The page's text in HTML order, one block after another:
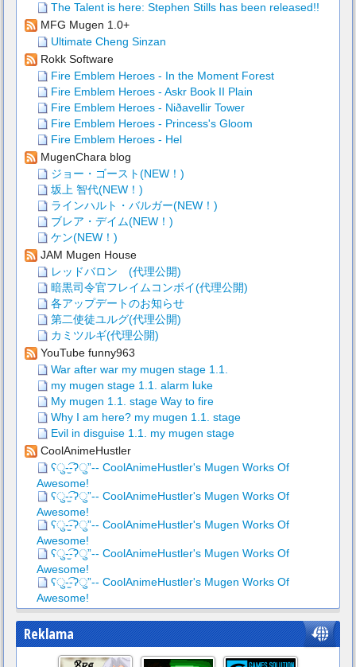
The Talent is here: Stephen Stills has been released!!
MFG Mugen 1.0+
Ultimate Cheng Sinzan
Rokk Software
Fire Emblem Heroes - In the Moment Forest
Fire Emblem Heroes - Askr Book II Plain
Fire Emblem Heroes - Niðavellir Tower
Fire Emblem Heroes - Princess's Gloom
Fire Emblem Heroes - Hel
MugenChara blog
ジョー・ゴースト(NEW！)
坂上 智代(NEW！)
ラインハルト・バルガー(NEW！)
ブレア・デイム(NEW！)
ケン(NEW！)
JAM Mugen House
レッドバロン (代理公開)
暗黒司令官フレイムコンボイ(代理公開)
各アップデートのお知らせ
第二使徒ユルグ(代理公開)
カミツルギ(代理公開)
YouTube funny963
War after war my mugen stage 1.1.
my mugen stage 1.1. alarm luke
My mugen 1.1. stage Way to fire
Why I am here? my mugen 1.1. stage
Evil in disguise 1.1. my mugen stage
CoolAnimeHustler
ʕु-̫͡-ʔु”-- CoolAnimeHustler's Mugen Works Of
Awesome!
ʕु-̫͡-ʔु”-- CoolAnimeHustler's Mugen Works Of
Awesome!
ʕु-̫͡-ʔु”-- CoolAnimeHustler's Mugen Works Of
Awesome!
ʕु-̫͡-ʔु”-- CoolAnimeHustler's Mugen Works Of
Awesome!
ʕु-̫͡-ʔु”-- CoolAnimeHustler's Mugen Works Of
Awesome!
Reklama